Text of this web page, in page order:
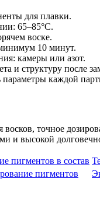
для плавки.
65–85°C.
воске.
10 минут.
камеры или азот.
и структуру после
параметры каждой
точное
и высокой
пигментов в состав
пигментов